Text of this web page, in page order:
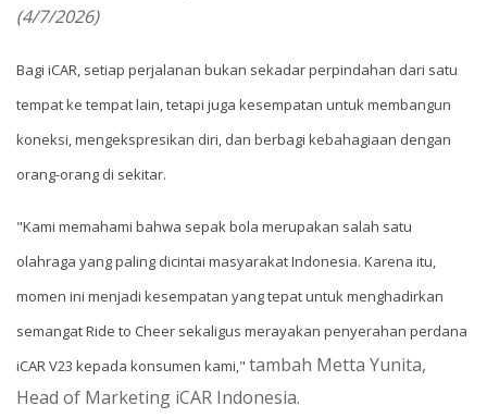
(4/7/2026)
Bagi iCAR, setiap perjalanan bukan sekadar perpindahan dari satu
tempat ke tempat lain, tetapi juga kesempatan untuk membangun
koneksi, mengekspresikan diri, dan berbagi kebahagiaan dengan
orang-orang di sekitar.
"Kami memahami bahwa sepak bola merupakan salah satu
olahraga yang paling dicintai masyarakat Indonesia. Karena itu,
momen ini menjadi kesempatan yang tepat untuk menghadirkan
semangat Ride to Cheer sekaligus merayakan penyerahan perdana
iCAR V23 kepada konsumen kami," tambah Metta Yunita,
Head of Marketing iCAR Indonesia.